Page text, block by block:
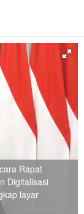
Rapat
Digitalisasi
layar